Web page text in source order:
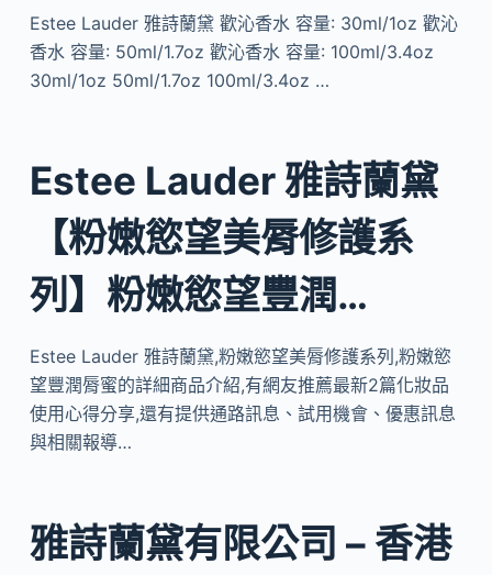
Estee Lauder 雅詩蘭黛 歡沁香水 容量: 30ml/1oz 歡沁
香水 容量: 50ml/1.7oz 歡沁香水 容量: 100ml/3.4oz
30ml/1oz 50ml/1.7oz 100ml/3.4oz …
Estee Lauder 雅詩蘭黛
【粉嫩慾望美脣修護系
列】粉嫩慾望豐潤…
Estee Lauder 雅詩蘭黛,粉嫩慾望美脣修護系列,粉嫩慾
望豐潤脣蜜的詳細商品介紹,有網友推薦最新2篇化妝品
使用心得分享,還有提供通路訊息、試用機會、優惠訊息
與相關報導…
雅詩蘭黛有限公司 – 香港